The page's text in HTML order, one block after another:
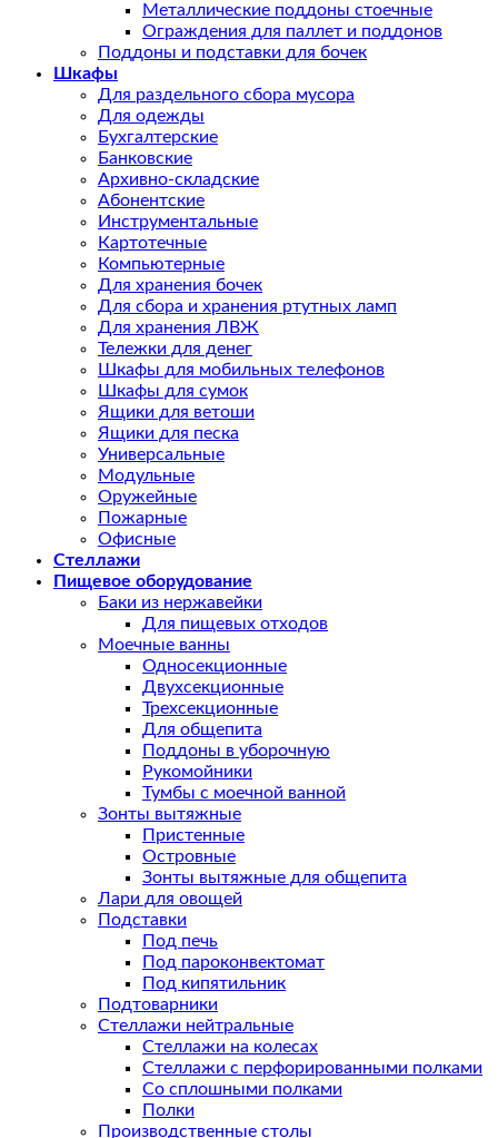
Металлические поддоны стоечные
Ограждения для паллет и поддонов
Поддоны и подставки для бочек
Шкафы
Для раздельного сбора мусора
Для одежды
Бухгалтерские
Банковские
Архивно-складские
Абонентские
Инструментальные
Картотечные
Компьютерные
Для хранения бочек
Для сбора и хранения ртутных ламп
Для хранения ЛВЖ
Тележки для денег
Шкафы для мобильных телефонов
Шкафы для сумок
Ящики для ветоши
Ящики для песка
Универсальные
Модульные
Оружейные
Пожарные
Офисные
Стеллажи
Пищевое оборудование
Баки из нержавейки
Для пищевых отходов
Моечные ванны
Односекционные
Двухсекционные
Трехсекционные
Для общепита
Поддоны в уборочную
Рукомойники
Тумбы с моечной ванной
Зонты вытяжные
Пристенные
Островные
Зонты вытяжные для общепита
Лари для овощей
Подставки
Под печь
Под пароконвектомат
Под кипятильник
Подтоварники
Стеллажи нейтральные
Стеллажи на колесах
Стеллажи с перфорированными полками
Со сплошными полками
Полки
Производственные столы